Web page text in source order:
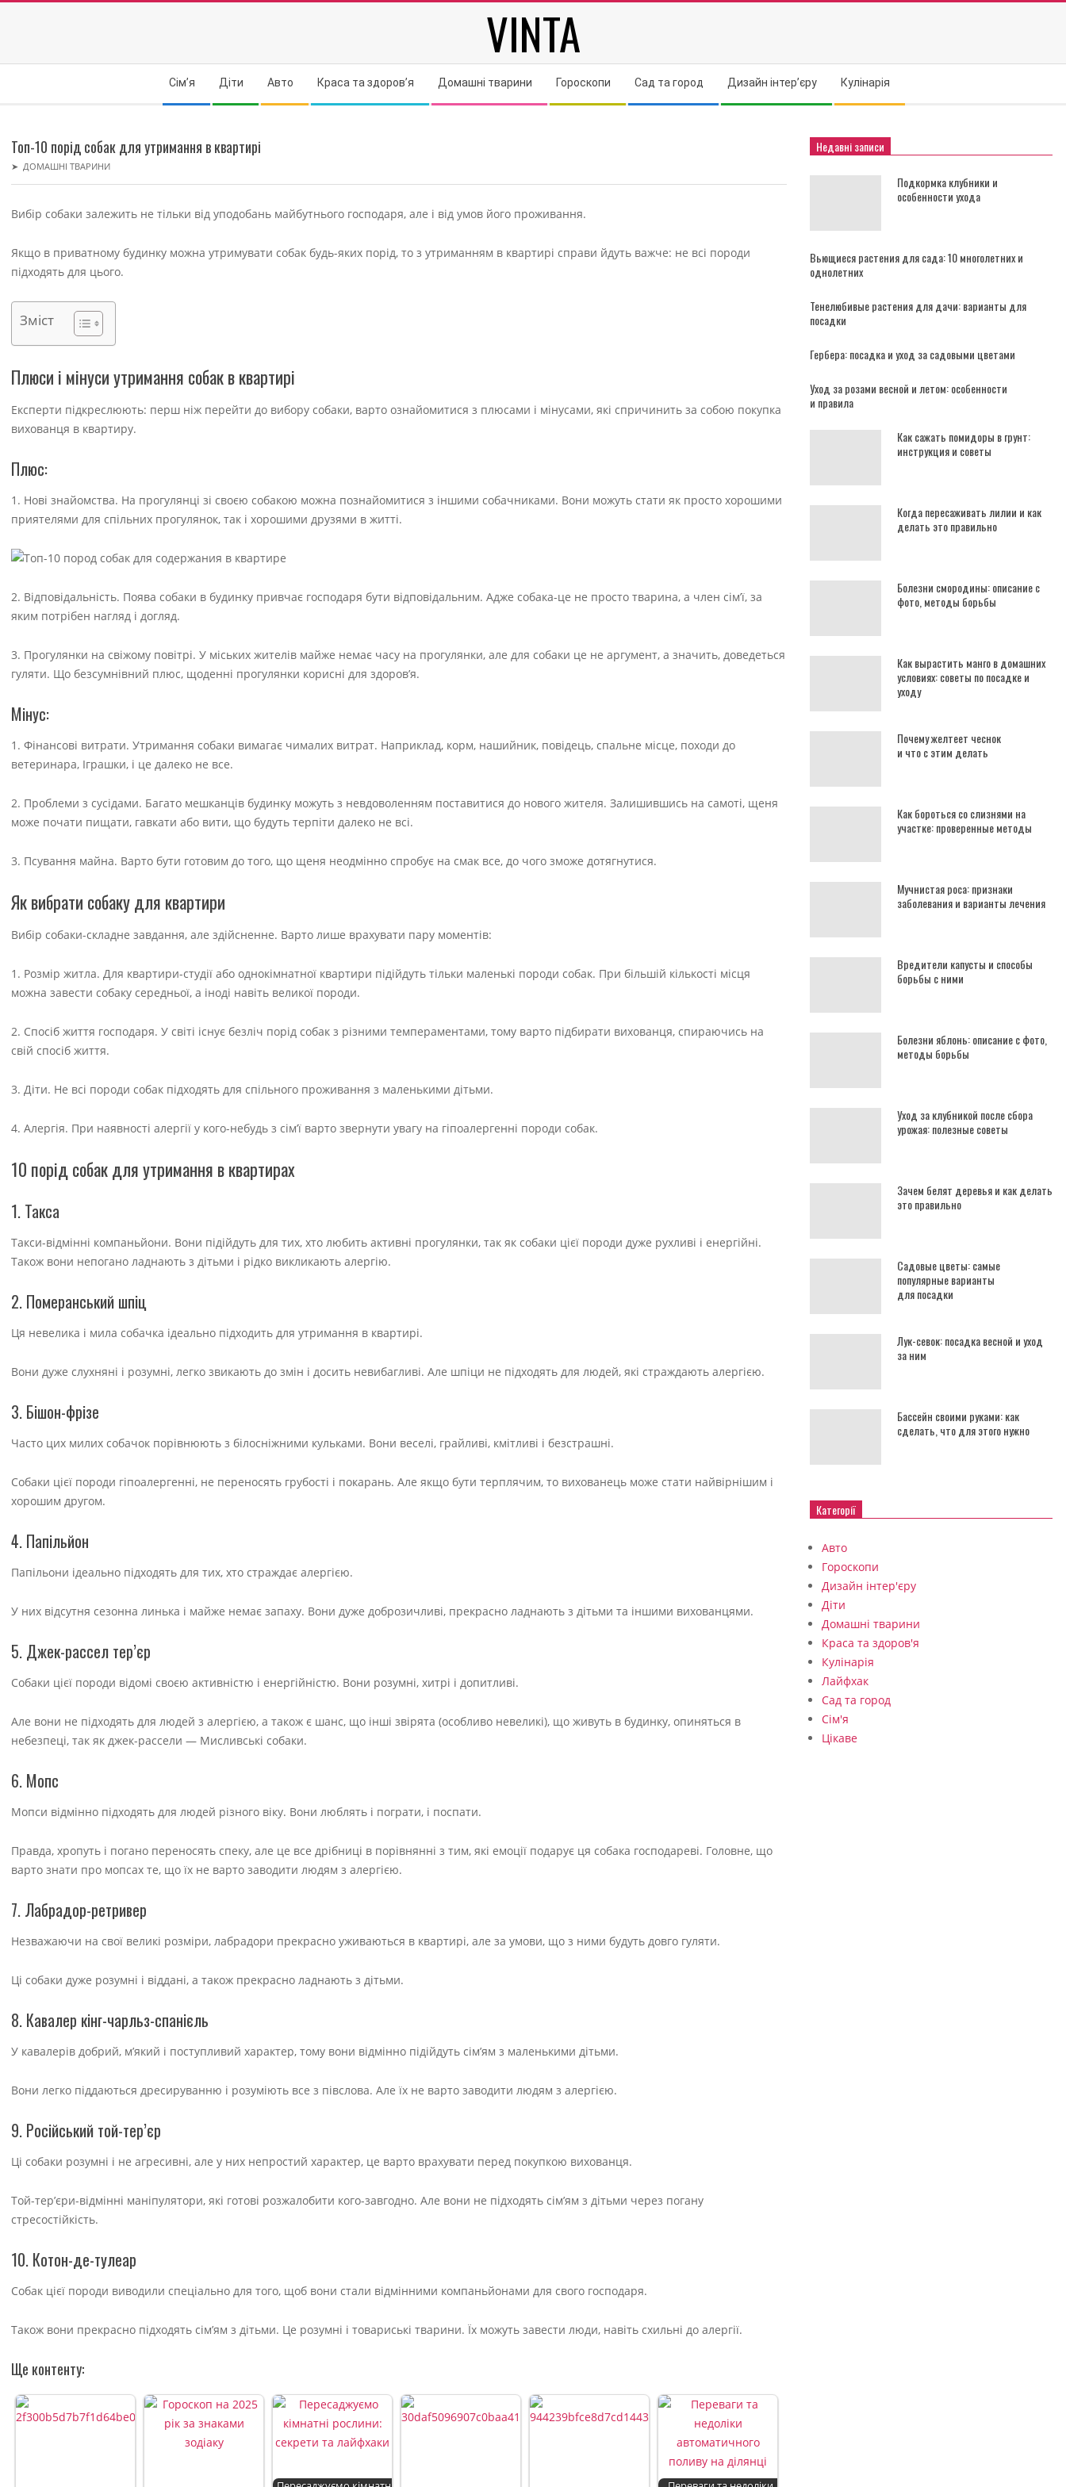
VINTA
Сім’я Діти Авто Краса та здоров’я Домашні тварини Гороскопи Сад та город Дизайн інтер’єру Кулінарія
Топ-10 порід собак для утримання в квартирі
➤ ДОМАШНІ ТВАРИНИ
Вибір собаки залежить не тільки від уподобань майбутнього господаря, але і від умов його проживання.
Якщо в приватному будинку можна утримувати собак будь-яких порід, то з утриманням в квартирі справи йдуть важче: не всі породи
підходять для цього.
Зміст
Плюси і мінуси утримання собак в квартирі
Експерти підкреслюють: перш ніж перейти до вибору собаки, варто ознайомитися з плюсами і мінусами, які спричинить за собою покупка
вихованця в квартиру.
Плюс:
1. Нові знайомства. На прогулянці зі своєю собакою можна познайомитися з іншими собачниками. Вони можуть стати як просто хорошими
приятелями для спільних прогулянок, так і хорошими друзями в житті.
2. Відповідальність. Поява собаки в будинку привчає господаря бути відповідальним. Адже собака-це не просто тварина, а член сім’ї, за
яким потрібен нагляд і догляд.
3. Прогулянки на свіжому повітрі. У міських жителів майже немає часу на прогулянки, але для собаки це не аргумент, а значить, доведеться
гуляти. Що безсумнівний плюс, щоденні прогулянки корисні для здоров’я.
Мінус:
1. Фінансові витрати. Утримання собаки вимагає чималих витрат. Наприклад, корм, нашийник, повідець, спальне місце, походи до
ветеринара, Іграшки, і це далеко не все.
2. Проблеми з сусідами. Багато мешканців будинку можуть з невдоволенням поставитися до нового жителя. Залишившись на самоті, щеня
може почати пищати, гавкати або вити, що будуть терпіти далеко не всі.
3. Псування майна. Варто бути готовим до того, що щеня неодмінно спробує на смак все, до чого зможе дотягнутися.
Як вибрати собаку для квартири
Вибір собаки-складне завдання, але здійсненне. Варто лише врахувати пару моментів:
1. Розмір житла. Для квартири-студії або однокімнатної квартири підійдуть тільки маленькі породи собак. При більшій кількості місця
можна завести собаку середньої, а іноді навіть великої породи.
2. Спосіб життя господаря. У світі існує безліч порід собак з різними темпераментами, тому варто підбирати вихованця, спираючись на
свій спосіб життя.
3. Діти. Не всі породи собак підходять для спільного проживання з маленькими дітьми.
4. Алергія. При наявності алергії у кого-небудь з сім’ї варто звернути увагу на гіпоалергенні породи собак.
10 порід собак для утримання в квартирах
1. Такса
Такси-відмінні компаньйони. Вони підійдуть для тих, хто любить активні прогулянки, так як собаки цієї породи дуже рухливі і енергійні.
Також вони непогано ладнають з дітьми і рідко викликають алергію.
2. Померанський шпіц
Ця невелика і мила собачка ідеально підходить для утримання в квартирі.
Вони дуже слухняні і розумні, легко звикають до змін і досить невибагливі. Але шпіци не підходять для людей, які страждають алергією.
3. Бішон-фрізе
Часто цих милих собачок порівнюють з білосніжними кульками. Вони веселі, грайливі, кмітливі і безстрашні.
Собаки цієї породи гіпоалергенні, не переносять грубості і покарань. Але якщо бути терплячим, то вихованець може стати найвірнішим і
хорошим другом.
4. Папільйон
Папільони ідеально підходять для тих, хто страждає алергією.
У них відсутня сезонна линька і майже немає запаху. Вони дуже доброзичливі, прекрасно ладнають з дітьми та іншими вихованцями.
5. Джек-рассел тер’єр
Собаки цієї породи відомі своєю активністю і енергійністю. Вони розумні, хитрі і допитливі.
Але вони не підходять для людей з алергією, а також є шанс, що інші звірята (особливо невеликі), що живуть в будинку, опиняться в
небезпеці, так як джек-рассели — Мисливські собаки.
6. Мопс
Мопси відмінно підходять для людей різного віку. Вони люблять і пограти, і поспати.
Правда, хропуть і погано переносять спеку, але це все дрібниці в порівнянні з тим, які емоції подарує ця собака господареві. Головне, що
варто знати про мопсах те, що їх не варто заводити людям з алергією.
7. Лабрадор-ретривер
Незважаючи на свої великі розміри, лабрадори прекрасно уживаються в квартирі, але за умови, що з ними будуть довго гуляти.
Ці собаки дуже розумні і віддані, а також прекрасно ладнають з дітьми.
8. Кавалер кінг-чарльз-спанієль
У кавалерів добрий, м’який і поступливий характер, тому вони відмінно підійдуть сім’ям з маленькими дітьми.
Вони легко піддаються дресируванню і розуміють все з півслова. Але їх не варто заводити людям з алергією.
9. Російський той-тер’єр
Ці собаки розумні і не агресивні, але у них непростий характер, це варто врахувати перед покупкою вихованця.
Той-тер’єри-відмінні маніпулятори, які готові розжалобити кого-завгодно. Але вони не підходять сім’ям з дітьми через погану
стресостійкість.
10. Котон-де-тулеар
Собак цієї породи виводили спеціально для того, щоб вони стали відмінними компаньйонами для свого господаря.
Також вони прекрасно підходять сім’ям з дітьми. Це розумні і товариські тварини. Їх можуть завести люди, навіть схильні до алергії.
Ще контенту:
Недавні записи
Подкормка клубники и
особенности ухода
Вьющиеся растения для сада: 10 многолетних и
однолетних
Тенелюбивые растения для дачи: варианты для
посадки
Гербера: посадка и уход за садовыми цветами
Уход за розами весной и летом: особенности
и правила
Как сажать помидоры в грунт:
инструкция и советы
Когда пересаживать лилии и как
делать это правильно
Болезни смородины: описание с
фото, методы борьбы
Как вырастить манго в домашних
условиях: советы по посадке и
уходу
Почему желтеет чеснок
и что с этим делать
Как бороться со слизнями на
участке: проверенные методы
Мучнистая роса: признаки
заболевания и варианты лечения
Вредители капусты и способы
борьбы с ними
Болезни яблонь: описание с фото,
методы борьбы
Уход за клубникой после сбора
урожая: полезные советы
Зачем белят деревья и как делать
это правильно
Садовые цветы: самые
популярные варианты
для посадки
Лук-севок: посадка весной и уход
за ним
Бассейн своими руками: как
сделать, что для этого нужно
Категорії
Авто
Гороскопи
Дизайн інтер'єру
Діти
Домашні тварини
Краса та здоров'я
Кулінарія
Лайфхак
Сад та город
Сім'я
Цікаве